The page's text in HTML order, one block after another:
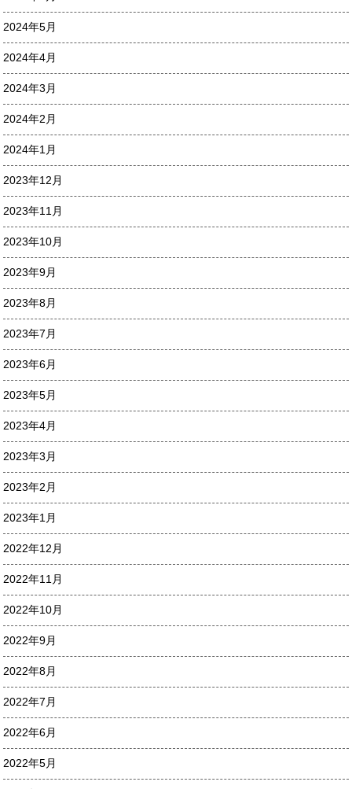
2024年5月
2024年4月
2024年3月
2024年2月
2024年1月
2023年12月
2023年11月
2023年10月
2023年9月
2023年8月
2023年7月
2023年6月
2023年5月
2023年4月
2023年3月
2023年2月
2023年1月
2022年12月
2022年11月
2022年10月
2022年9月
2022年8月
2022年7月
2022年6月
2022年5月